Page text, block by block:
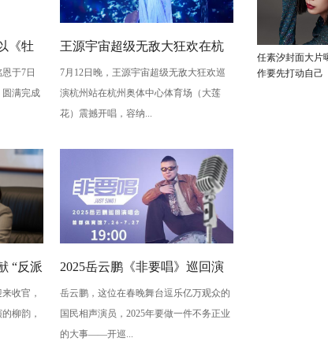
《牡
深
至
于7日
圆满完成
王源宇宙超级无敌大狂欢在杭
州开唱 用心细节诠释双向奔赴
的爱
7月12日晚，王源宇宙超级无敌大狂欢巡
演杭州站在杭州奥体中心体育场（大莲
花）震撼开唱，容纳...
“反派
表演
收官，
柳韵，
2025岳云鹏《非要唱》巡回演
唱会北京站：用音乐讲最朴素
的真心话
岳云鹏，这位在春晚舞台逗乐亿万观众的
国民相声演员，2025年要做一件不务正业
的大事——开巡...
任素汐封面大片
作要先打动自己